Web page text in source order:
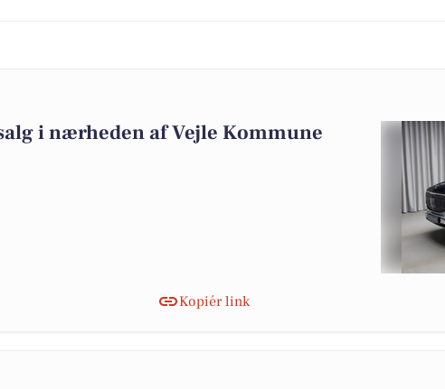
i nærheden af Vejle Kommune
Kopiér link